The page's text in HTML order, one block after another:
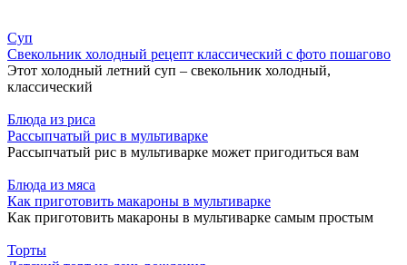
Суп
Свекольник холодный рецепт классический с фото пошагово
Этот холодный летний суп – свекольник холодный,
классический
Блюда из риса
Рассыпчатый рис в мультиварке
Рассыпчатый рис в мультиварке может пригодиться вам
Блюда из мяса
Как приготовить макароны в мультиварке
Как приготовить макароны в мультиварке самым простым
Торты